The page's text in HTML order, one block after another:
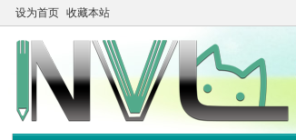
设为首页 收藏本站